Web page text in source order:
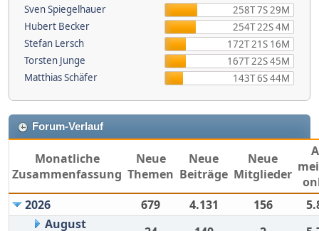
Sven Spiegelhauer
258T 7S 29M
Hubert Becker
254T 22S 4M
Stefan Lersch
172T 21S 16M
Torsten Junge
167T 22S 45M
Matthias Schäfer
143T 6S 44M
Forum-Verlauf
Monatliche
Zusammenfassung
Neue
Themen
Neue
Beiträge
Neue
Mitglieder
2026
679 4.131 156
August